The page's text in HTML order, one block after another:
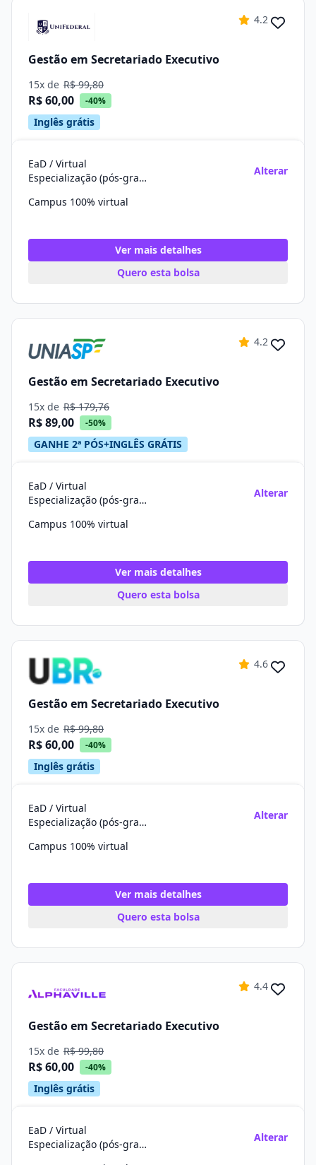
4.2
Gestão em Secretariado Executivo
15x de R$ 99,80
R$ 60,00 -40%
Inglês grátis
EaD / Virtual
Especialização (pós-graduação)
Alterar
Campus 100% virtual
Ver mais detalhes
Quero esta bolsa
4.2
Gestão em Secretariado Executivo
15x de R$ 179,76
R$ 89,00 -50%
GANHE 2ª PÓS+INGLÊS GRÁTIS
EaD / Virtual
Especialização (pós-graduação)
Alterar
Campus 100% virtual
Ver mais detalhes
Quero esta bolsa
4.6
Gestão em Secretariado Executivo
15x de R$ 99,80
R$ 60,00 -40%
Inglês grátis
EaD / Virtual
Especialização (pós-graduação)
Alterar
Campus 100% virtual
Ver mais detalhes
Quero esta bolsa
4.4
Gestão em Secretariado Executivo
15x de R$ 99,80
R$ 60,00 -40%
Inglês grátis
EaD / Virtual
Especialização (pós-graduação)
Alterar